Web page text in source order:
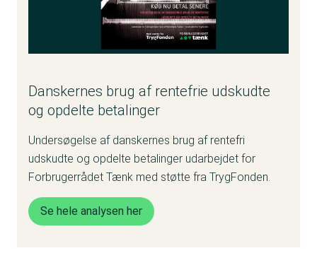
Danskernes brug af rentefrie udskudte
og opdelte betalinger
Undersøgelse af danskernes brug af rentefri
udskudte og opdelte betalinger udarbejdet for
Forbrugerrådet Tænk med støtte fra TrygFonden.
Se hele analysen her